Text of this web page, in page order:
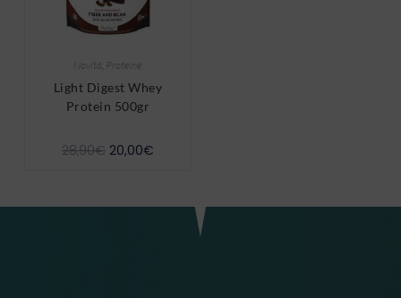
Novità Proteine
Light Digest Whey
Protein 500gr
28,90€ 20,00€